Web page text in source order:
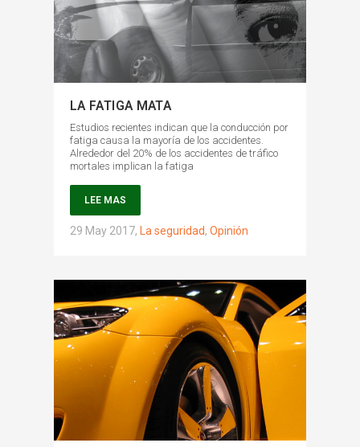
LA FATIGA MATA
Estudios recientes indican que la conducción por
fatiga causa la mayoría de los accidentes.
Alrededor del 20% de los accidentes de tráfico
mortales implican la fatiga
LEE MAS
29 May 2017, La seguridad, Opinión